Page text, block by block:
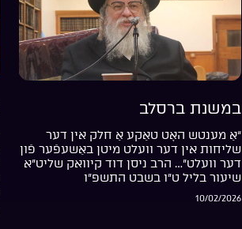
במשנת ברסלב
“אַ מענטש האָט טאַקע אַ חלק אין דער
שליחות אין דער וועלט מיטן באַשעפֿער פֿון
דער וועלט”… הרב ניסן דוד קיוואק שליט”א
שיעור בליל ט”ו בשבט התשפ”ו
10/02/2026